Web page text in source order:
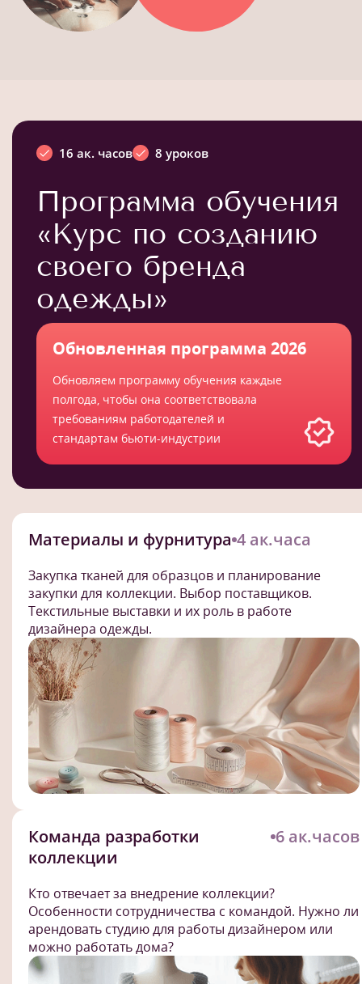
16 ак. часов 8 уроков
Программа обучения
«Курс по созданию
своего бренда
одежды»
Обновленная программа 2026
Обновляем программу обучения каждые
полгода, чтобы она соответствовала
требованиям работодателей и
стандартам бьюти-индустрии
Материалы и фурнитура 4 ак.часа
Закупка тканей для образцов и планирование
закупки для коллекции. Выбор поставщиков.
Текстильные выставки и их роль в работе
дизайнера одежды.
Команда разработки
коллекции
6 ак.часов
Кто отвечает за внедрение коллекции?
Особенности сотрудничества с командой. Нужно ли
арендовать студию для работы дизайнером или
можно работать дома?